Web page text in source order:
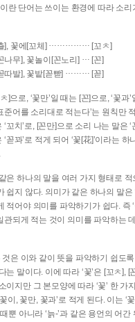
이란 단어는 쓰이는 환경에 따라 소리
], 꽃에[꼬체] …………… [꼬ㅊ]
나무], 꽃놀이[꼰노리] … [꼰]
따발], 꽃밭[꼳빧] ……… [꼳]
]으로, ‘꽃만’일 때는 [꼰]으로, ‘꽃과
준어를 소리대로 적는다’는 원칙만
꼬치’로, [꼰만]으로 소리 나는 말은 ‘
꼳꽈’로 적게 되어 ‘꽃[花]’이라는 하
은 하나의 말을 여러 가지 형태로 적
쉽지 않다. 의미가 같은 하나의 말은
적어야 의미를 파악하기가 쉽다. 즉
관되게 적는 것이 의미를 파악하는
것은 이와 같이 뜻을 파악하기 쉽도
말이다. 이에 따라 ‘꽃’은 [꼬ㅊ], [
이지만 그 본모양에 따라 ‘꽃’ 한 가
이, 꽃만, 꽃과’로 적게 된다. 이는 ‘
뿐 아니라 ‘늙-’과 같은 용언의 어간